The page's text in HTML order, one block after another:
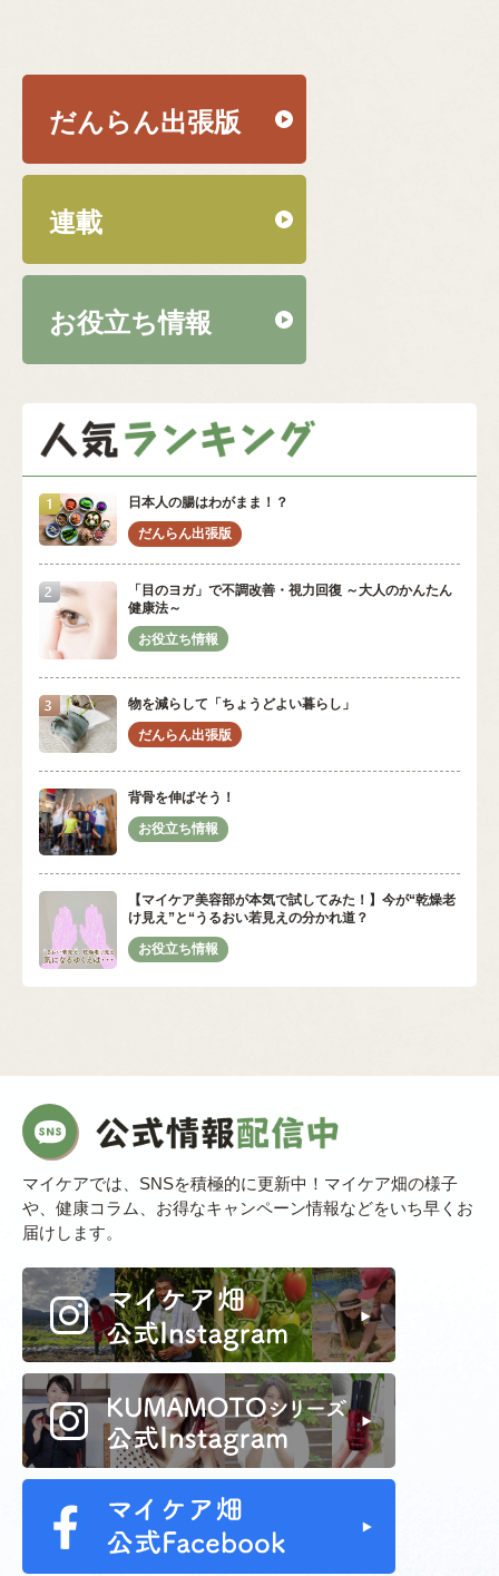
だんらん出張版
連載
お役立ち情報
日本人の腸はわがまま！？
「目のヨガ」で不調改善・視力回復 ～大人のかんたん
健康法～
物を減らして「ちょうどよい暮らし」
背骨を伸ばそう！
【マイケア美容部が本気で試してみた！】今が“乾燥老
け見え”と“うるおい若見えの分かれ道？
マイケアでは、SNSを積極的に更新中！マイケア畑の様子
や、健康コラム、お得なキャンペーン情報などをいち早くお
届けします。